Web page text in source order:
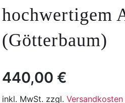
hochwertigem
(Götterbaum)
440,00 €
inkl. MwSt. zzgl. Versandkosten